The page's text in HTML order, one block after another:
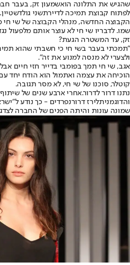
שהגיש את התלונה הואשמעון זק, בעבר
לפתוח קבוצת תמיכה לדיירתשני גולדשטיין
הקבוצה החדשה, מנהלי הקבוצה של שי חי
שמו. לדבריו שי חי לא עוצר אותם מלפעול
זק, עד המשטרה הגעת?
"תמכתי בעבר בשי חי כי חשבתי שהוא
ולצערי לא מנסה למנוע את זה".
אגב, שי חי תמך בפומבי בדייר חזי חיים
הוכיחה את עצמה ואתמול הוא הודח יחד
קוטלר, סוכנו של שי חי, לא מסר תגובה.
נתנו דרור לדרור.אחרי ארבע שנים של
והדוגמניתלירז דרורנפרדים - כך נודע
שמונה עונות והיתה הפנים של החברה לצד